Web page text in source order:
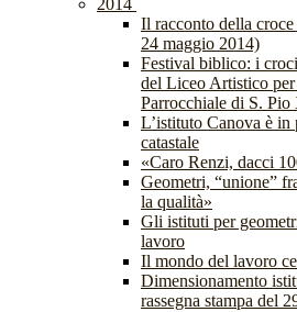
2014
Il racconto della
24 maggio 2014)
Festival biblico: i
del Liceo Artistico
Parrocchiale di S. Pio
L’istituto Canova è
catastale
«Caro Renzi, dacci
Geometri, “unione”
la qualità»
Gli istituti per
lavoro
Il mondo del lavoro
Dimensionamento
rassegna stampa del